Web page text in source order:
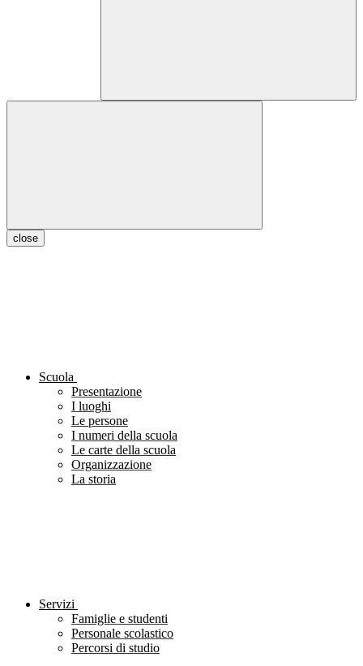
close
Scuola
Presentazione
I luoghi
Le persone
I numeri della scuola
Le carte della scuola
Organizzazione
La storia
Servizi
Famiglie e studenti
Personale scolastico
Percorsi di studio